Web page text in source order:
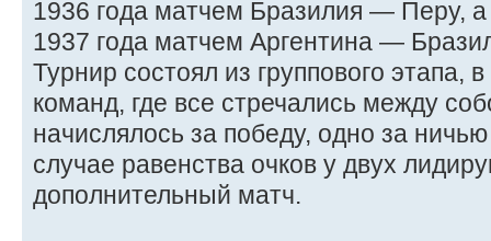
1936 года матчем Бразилия — Перу,
1937 года матчем Аргентина —
Турнир состоял из группового этапа,
команд, где все стречались между
начислялось за победу, одно за
случае равенства очков у двух
дополнительный матч.